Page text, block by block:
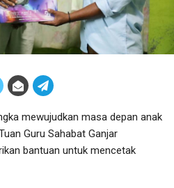
mewujudkan masa depan anak
Guru Sahabat Ganjar
bantuan untuk mencetak